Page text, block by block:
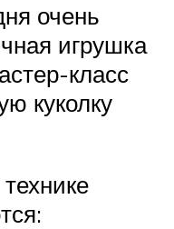
очень
игрушка
класс
куколку